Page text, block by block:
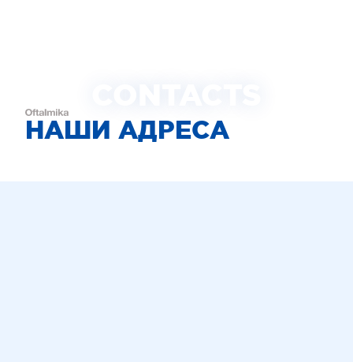
НАШИ АДРЕСА